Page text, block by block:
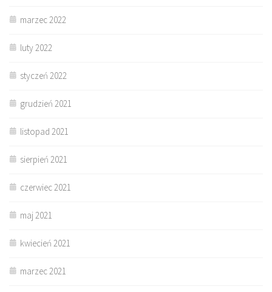
marzec 2022
luty 2022
styczeń 2022
grudzień 2021
listopad 2021
sierpień 2021
czerwiec 2021
maj 2021
kwiecień 2021
marzec 2021